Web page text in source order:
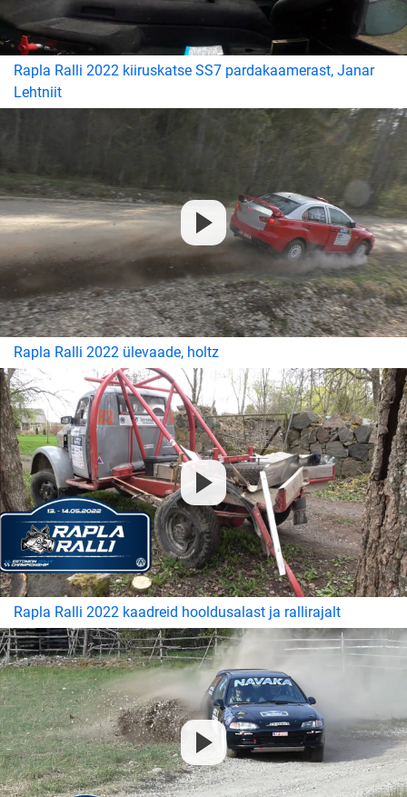
Rapla Ralli 2022 kiiruskatse SS7 pardakaamerast, Janar
Lehtniit
Rapla Ralli 2022 ülevaade, holtz
Rapla Ralli 2022 kaadreid hooldusalast ja rallirajalt